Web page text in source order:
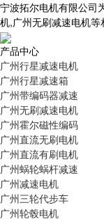
宁波拓尔电机有限公司
机,广州无刷减速电机等
产品中心
广州行星减速电机
广州行星减速箱
广州带编码器减速
广州无刷减速电机
广州霍尔磁性编码
广州直流无刷电机
广州直流有刷电机
广州蜗轮蜗杆减速
广州减速电机
广州三轮代步车
广州轮毂电机